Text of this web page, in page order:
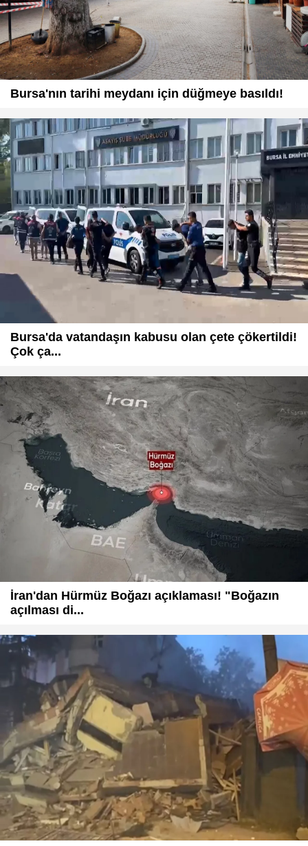
Bursa'nın tarihi meydanı için düğmeye basıldı!
Bursa'da vatandaşın kabusu olan çete çökertildi!
Çok ça...
İran'dan Hürmüz Boğazı açıklaması! "Boğazın
açılması di...